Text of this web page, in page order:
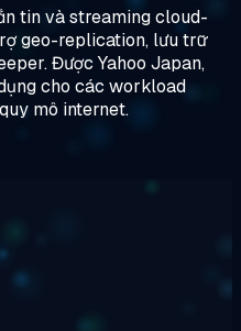
tin và streaming cloud-
geo-replication, lưu trữ
Được Yahoo Japan,
cho các workload
mô internet.